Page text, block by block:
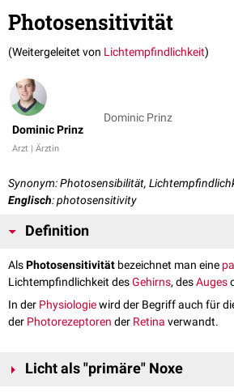
Photosensitivität
(Weitergeleitet von Lichtempfindlichkeit)
Dominic Prinz
Arzt | Ärztin
Dominic Prinz
Synonym: Photosensibilität,
Englisch: photosensitivity
Definition
AlsPhotosensitivität bezeichnet man eine
Lichtempfindlichkeit desGehirns, desAuges
In der Physiologiewird der Begriff auch für
der Photorezeptoren der Retina verwandt.
Licht als "primäre" Noxe